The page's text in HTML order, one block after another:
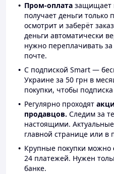
Пром-оплата защищает
получает деньги только
осмотрит и заберёт
деньги автоматически
нужно переплачивать
почте.
С подпиской Smart —
Украине за 50 грн в
покупки, чтобы
Регулярно проходят
продавцов. Следим за
настоящими.
главной странице или в
Крупные покупки можно
24 платежей. Нужен
банке.